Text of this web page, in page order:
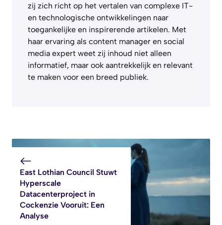
zij zich richt op het vertalen van complexe IT-
en technologische ontwikkelingen naar
toegankelijke en inspirerende artikelen. Met
haar ervaring als content manager en social
media expert weet zij inhoud niet alleen
informatief, maar ook aantrekkelijk en relevant
te maken voor een breed publiek.
East Lothian Council Stuwt
Hyperscale
Datacenterproject in
Cockenzie Vooruit: Een
Analyse